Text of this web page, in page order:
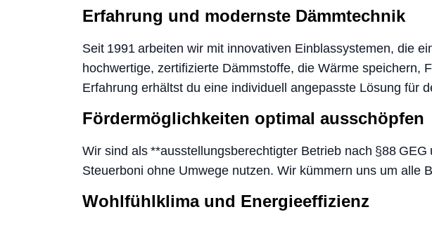
Erfahrung und modernste Dämmtechnik
Seit 1991 arbeiten wir mit innovativen Einblassystemen, die
hochwertige, zertifizierte Dämmstoffe, die Wärme
Erfahrung erhältst du eine individuell angepasste Lösung für
Fördermöglichkeiten optimal ausschöpfen
Wir sind als **ausstellungsberechtigter Betrieb nach §88
Steuerboni ohne Umwege nutzen. Wir kümmern uns um alle
Wohlfühlklima und Energieeffizienz